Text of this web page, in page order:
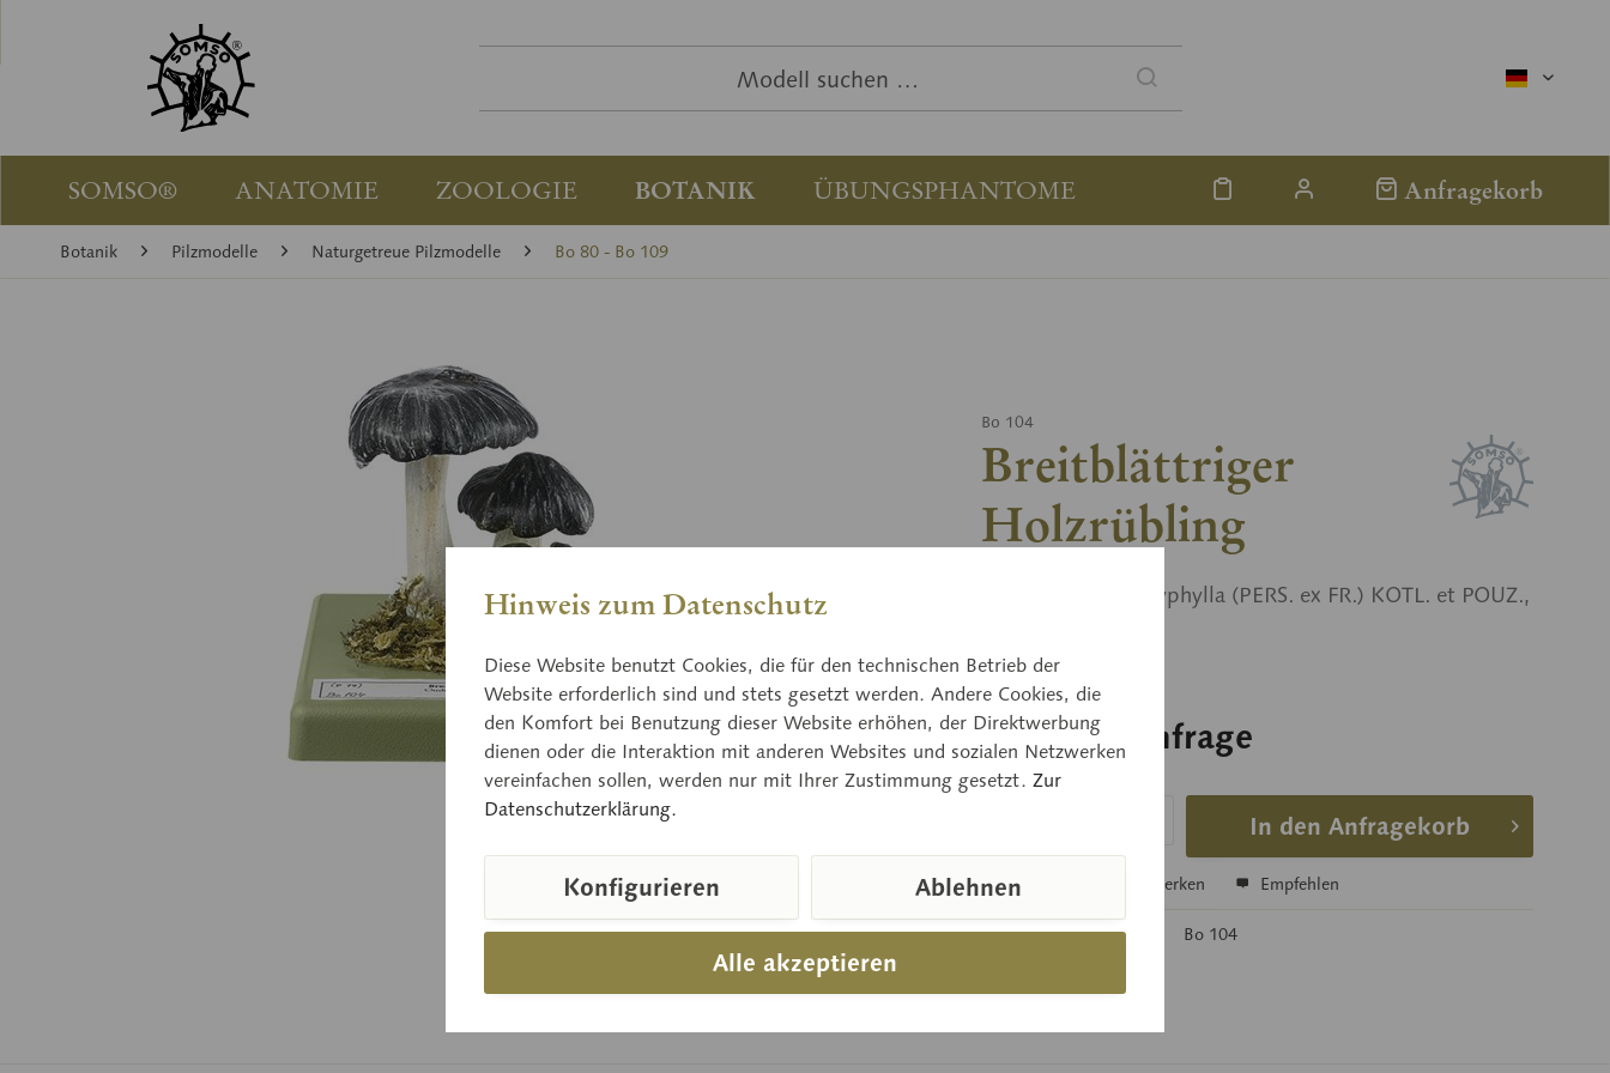
deutsch
SOMSO® ANATOMIE ZOOLOGIE BOTANIK ÜBUNGSPHANTOME Anfragekorb
Botanik Pilzmodelle Naturgetreue Pilzmodelle Bo 80 - Bo 109
Bo 104
Breitblättriger
Holzrübling
Megacollybia platyphylla (PERS. ex FR.) KOTL. et POUZ.,
Preis auf Anfrage
Lieferzeit auf Anfrage
In den Anfragekorb
Vergleichen Merken Empfehlen
Artikelnummer: Bo 104
Hinweis zum Datenschutz
Diese Website benutzt Cookies, die für den technischen Betrieb der
Website erforderlich sind und stets gesetzt werden. Andere Cookies, die
den Komfort bei Benutzung dieser Website erhöhen, der Direktwerbung
dienen oder die Interaktion mit anderen Websites und sozialen Netzwerken
vereinfachen sollen, werden nur mit Ihrer Zustimmung gesetzt. Zur
Datenschutzerklärung.
Alle akzeptieren
Konfigurieren Ablehnen